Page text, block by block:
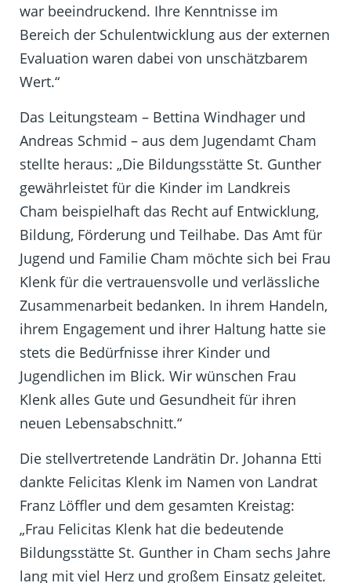
war beeindruckend. Ihre Kenntnisse im
Bereich der Schulentwicklung aus der externen
Evaluation waren dabei von unschätzbarem
Wert.“
Das Leitungsteam – Bettina Windhager und
Andreas Schmid – aus dem Jugendamt Cham
stellte heraus: „Die Bildungsstätte St. Gunther
gewährleistet für die Kinder im Landkreis
Cham beispielhaft das Recht auf Entwicklung,
Bildung, Förderung und Teilhabe. Das Amt für
Jugend und Familie Cham möchte sich bei Frau
Klenk für die vertrauensvolle und verlässliche
Zusammenarbeit bedanken. In ihrem Handeln,
ihrem Engagement und ihrer Haltung hatte sie
stets die Bedürfnisse ihrer Kinder und
Jugendlichen im Blick. Wir wünschen Frau
Klenk alles Gute und Gesundheit für ihren
neuen Lebensabschnitt.“
Die stellvertretende Landrätin Dr. Johanna Etti
dankte Felicitas Klenk im Namen von Landrat
Franz Löffler und dem gesamten Kreistag:
„Frau Felicitas Klenk hat die bedeutende
Bildungsstätte St. Gunther in Cham sechs Jahre
lang mit viel Herz und großem Einsatz geleitet.